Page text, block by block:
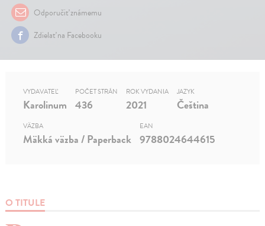
Odporučiť známemu
Zdielať na Facebooku
O TITULE
VYDAVATEĽ
Karolinum
POČET STRÁN
436
ROK VYDANIA
2021
JAZYK
Čeština
VÄZBA
Mäkká väzba / Paperback
EAN
9788024644615